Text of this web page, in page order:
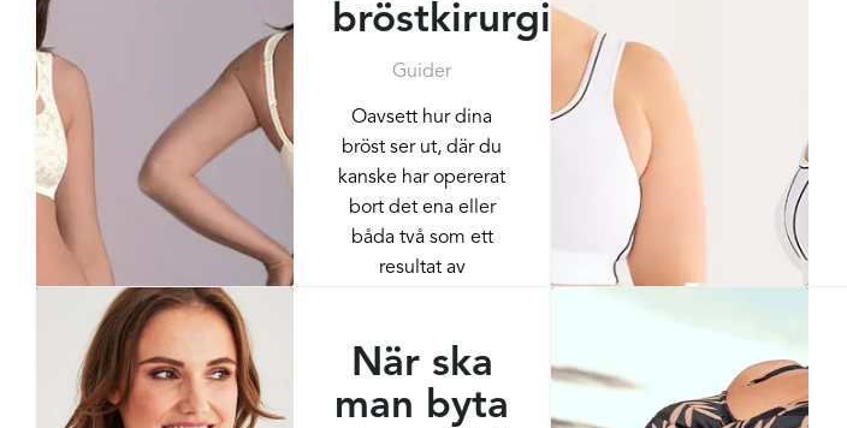
bröstkirurgi
Guider
Oavsett hur dina
bröst ser ut, där du
kanske har opererat
bort det ena eller
båda två som ett
resultat av
När ska
man byta